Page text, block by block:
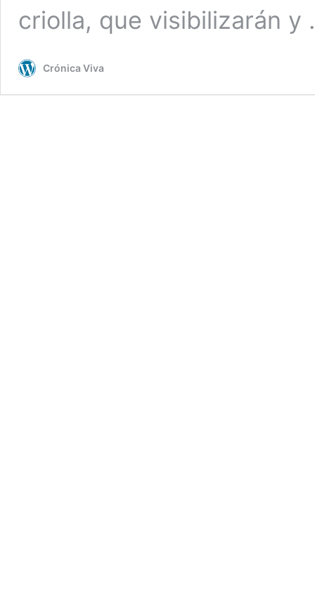
criolla, que visibilizarán
Crónica Viva